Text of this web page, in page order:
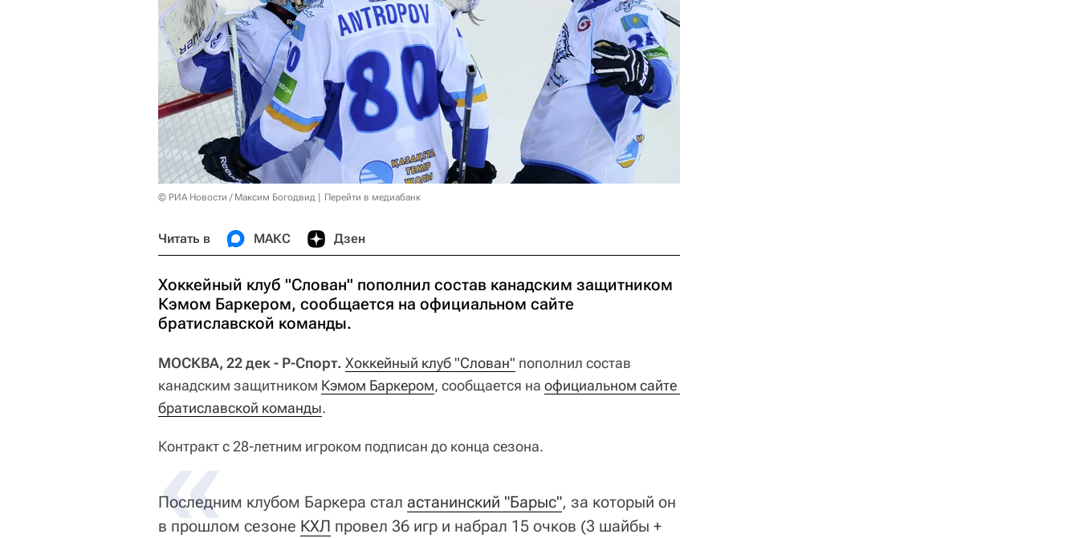
© РИА Новости / Максим Богодвид Перейти в медиабанк
Читать в МАКС Дзен
Хоккейный клуб "Слован" пополнил состав канадским защитником
Кэмом Баркером, сообщается на официальном сайте
братиславской команды.
МОСКВА, 22 дек - Р-Спорт. Хоккейный клуб "Слован" пополнил состав
канадским защитником Кэмом Баркером, сообщается на официальном сайте
братиславской команды.
Контракт с 28-летним игроком подписан до конца сезона.
Последним клубом Баркера стал астанинский "Барыс", за который он
в прошлом сезоне КХЛ провел 36 игр и набрал 15 очков (3 шайбы +